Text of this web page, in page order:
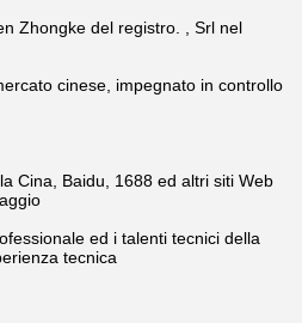
Zhongke del registro. , Srl nel
cinese, impegnato in controllo
Cina, Baidu, 1688 ed altri siti Web
ed i talenti tecnici della
tecnica